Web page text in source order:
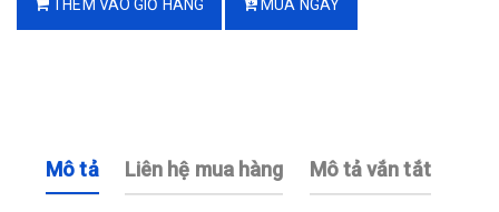
THÊM VÀO GIỎ HÀNG MUA NGAY
Mô tả Liên hệ mua hàng Mô tả vắn tắt